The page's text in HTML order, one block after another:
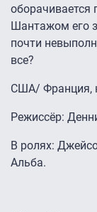
Шантажом его
почти
все?
США/ Франция,
Режиссёр:
В ролях:
Альба.